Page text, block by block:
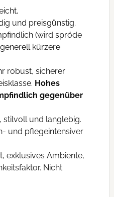
und preisgünstig.
(wird spröde
kürzere
robust, sicherer
Hohes
gegenüber
stilvoll und langlebig.
und pflegeintensiver
exklusives Ambiente,
Nicht